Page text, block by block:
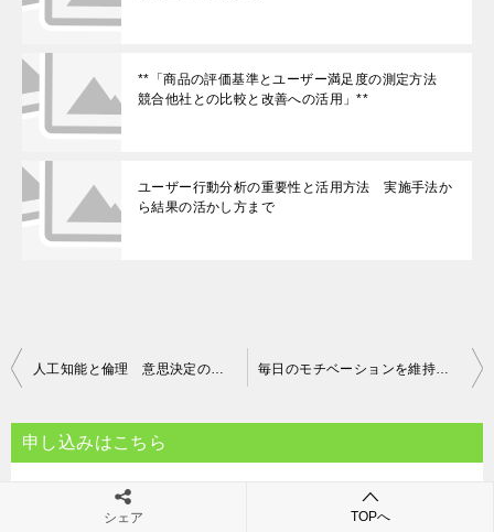
**「商品の評価基準とユーザー満足度の測定方法
競合他社との比較と改善への活用」**
ユーザー行動分析の重要性と活用方法 実施手法か
ら結果の活かし方まで
投
ナ
人工知能と倫理 意思決定のプロセスとその限界 毎日のモチベーションを維持する方法 持続可能な心のエネルギーとは？
申し込みはこちら
シェア TOPへ